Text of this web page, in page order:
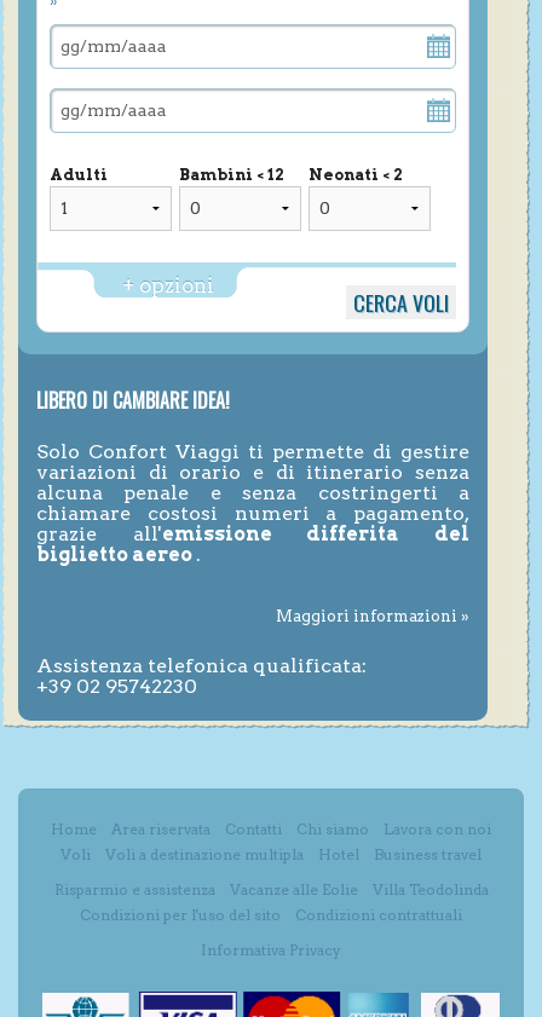
Adulti Bambini < 12 Neonati < 2
+ opzioni
LIBERO DI CAMBIARE IDEA!
Solo Confort Viaggi ti permette di gestire
variazioni di orario e di itinerario senza
alcuna penale e senza costringerti a
chiamare costosi numeri a pagamento,
grazie all'emissione differita del
biglietto aereo .
Maggiori informazioni »
Assistenza telefonica qualificata:
+39 02 95742230
Home Area riservata Contatti Chi siamo
Lavora con noi
Voli
Voli a destinazione multipla Hotel
Business travel
Risparmio e assistenza
Vacanze alle Eolie
Villa Teodolinda
Condizioni per l'uso del sito
Condizioni contrattuali
Informativa Privacy